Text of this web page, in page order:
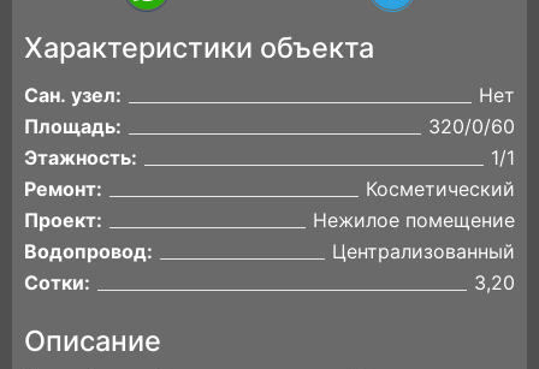
Характеристики объекта
Сан. узел:
Нет
Площадь:
320/0/60
Этажность:
1/1
Ремонт:
Косметический
Проект:
Нежилое помещение
Водопровод:
Централизованный
Сотки:
3,20
Описание